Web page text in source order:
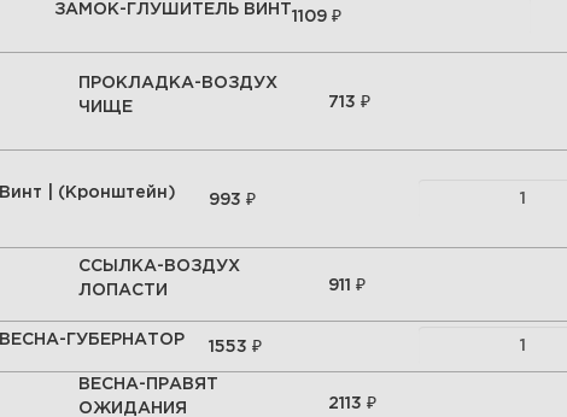
ЗАМОК-ГЛУШИТЕЛЬ ВИНТ1109 ₽
ПРОКЛАДКА-ВОЗДУХ
ЧИЩЕ
713 ₽
Винт | (Кронштейн) 993 ₽
ССЫЛКА-ВОЗДУХ
ЛОПАСТИ
911 ₽
ВЕСНА-ГУБЕРНАТОР 1553 ₽
ВЕСНА-ПРАВЯТ
ОЖИДАНИЯ
2113 ₽